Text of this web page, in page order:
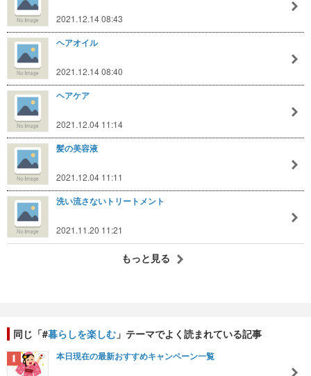
2021.12.14 08:43
ヘアオイル
2021.12.14 08:40
ヘアケア
2021.12.04 11:14
髪の美容液
2021.12.04 11:11
洗い流さないトリートメント
2021.11.20 11:21
もっと見る
同じ「#暮らしを楽しむ 」テーマでよく読まれている記事
本日現在の最新おすすめキャンペーン一覧